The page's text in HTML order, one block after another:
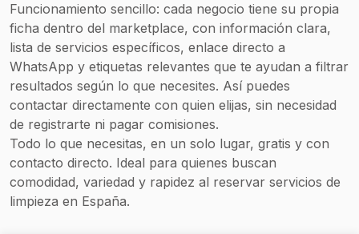
manera más
eficaz,
enfocada a la
satisfacción
del cliente.
Funcionamiento sencillo: cada negocio tiene su propia
ficha dentro del marketplace, con información clara,
lista de servicios específicos, enlace directo a
WhatsApp y etiquetas relevantes que te ayudan a filtrar
resultados según lo que necesites. Así puedes
contactar directamente con quien elijas, sin necesidad
de registrarte ni pagar comisiones.
Todo lo que necesitas, en un solo lugar, gratis y con
contacto directo. Ideal para quienes buscan
comodidad, variedad y rapidez al reservar servicios de
limpieza en España.